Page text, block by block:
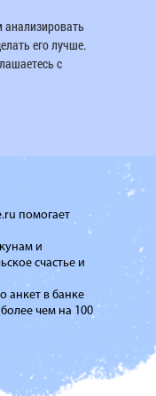
помогает
и
счастье и
анкет в банке
чем на 100
анализировать
его лучше.
с